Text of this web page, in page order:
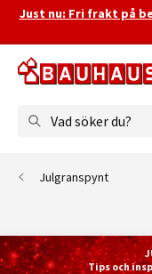
Just nu: Fri frakt på
Vad söker du?
Julgranspynt
Tips och